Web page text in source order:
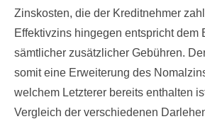
Zinskosten, die der Kreditnehmer
Effektivzins hingegen entspricht dem
sämtlicher zusätzlicher Gebühren.
somit eine Erweiterung des
welchem Letzterer bereits enthalten
Vergleich der verschiedenen